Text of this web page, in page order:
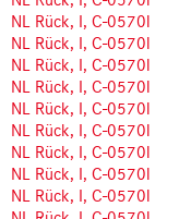
NL Rück, I, C-0570l
NL Rück, I, C-0570l
NL Rück, I, C-0570l
NL Rück, I, C-0570l
NL Rück, I, C-0570l
NL Rück, I, C-0570l
NL Rück, I, C-0570l
NL Rück, I, C-0570l
NL Rück, I, C-0570l